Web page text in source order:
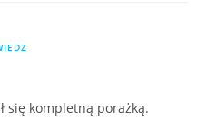
się kompletną porażką.